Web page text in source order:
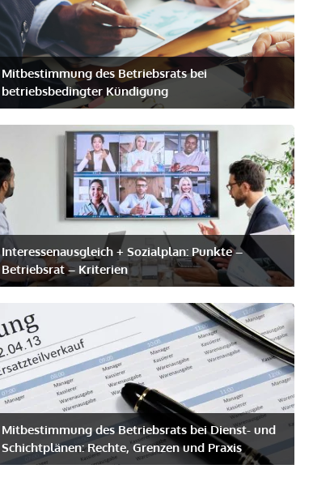
Mitbestimmung des Betriebsrats bei
betriebsbedingter Kündigung
Interessen­ausgleich + Sozialplan: Punkte –
Betriebsrat – Kriterien
Mitbestimmung des Betriebsrats bei Dienst- und
Schichtplänen: Rechte, Grenzen und Praxis